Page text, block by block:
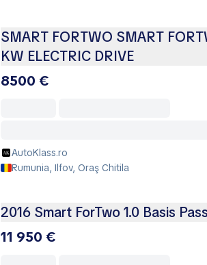
SMART FORTWO SMART
KW ELECTRIC DRIVE
8500 €
AutoKlass.ro
Rumunia, Ilfov, Oraş Chitila
2016 Smart ForTwo 1.0 Basis
11 950 €